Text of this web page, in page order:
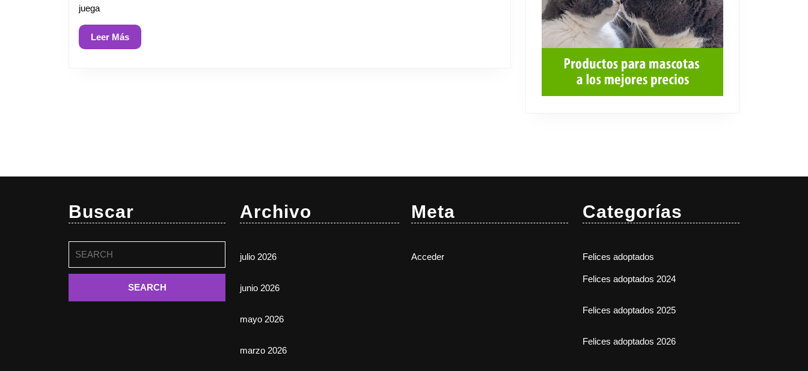
juega
Leer MásLeer
Más
Buscar Archivo
julio 2026
junio 2026
mayo 2026
marzo 2026
Meta
Acceder
Categorías
Felices adoptados
Felices adoptados 2024
Felices adoptados 2025
Felices adoptados 2026